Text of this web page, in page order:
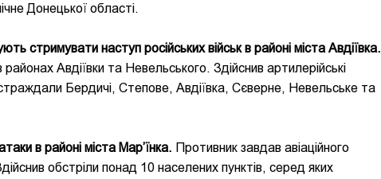
Донецької області.
стримувати наступ російських військ в районі міста Авдіївка.
Авдіївки та Невельського. Здійснив артилерійські
Бердичі, Степове, Авдіївка, Сєверне, Невельське та
в районі міста Мар’їнка. Противник завдав авіаційного
обстріли понад 10 населених пунктів, серед яких